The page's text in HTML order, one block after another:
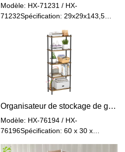
Modèle: HX-71231 / HX-
71232Spécification: 29x29x143,5
boîte d'exportation) : 40,5 x 33 x
39,5 cmPoids net : 3,6kgPoids
brut : 4,0kgMatériel: MDF + Cadre
BambouCouleur: Vintage+Noir /
Organisateur de stockage de grande capacité
Modèle: HX-76194 / HX-
76196Spécification: 60 x 30 x